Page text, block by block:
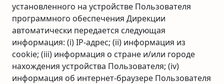
установленного на устройстве Пользователя
программного обеспечения Дирекции
автоматически передается следующая
информация: (i) IP-адрес; (ii) информация из
cookie; (iii) информация о стране и/или городе
нахождения устройства Пользователя; (iv)
информация об интернет-браузере Пользователя